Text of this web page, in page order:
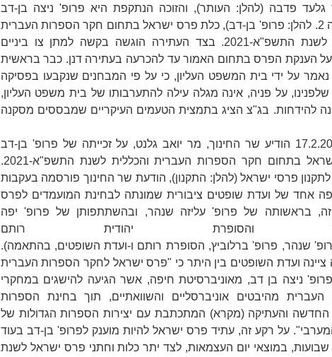
גלעד פדבה (להלן: העותר), והזוכה הנתקפת היא פרופ' ניצה בן-דב
פרופ' בן-דב), כלת פרס ישראל בתחום חקר הספרות העברית
והכללית לשנת התשפ"א-2021. בצד העתירה הוגשה בקשה למתן צו ביניים
הענקת הפרס בתחום האמור עד להכרעה בעתירה דנן. כבר בראשית
על ידי בית המשפט העליון, כי על פי המבחנים שנקבעו בפסיקה
על פניה, אינה מגלה עילה להתערבותו של בית משפט העליון,
להידחות. בג"צ הציג בתמצית הטעמים העיקריים שמבססים מסקנה
ביום 17.2.2021 הודיע שר החינוך, מר יואב גלנט, על זכייתה של פרופ' בן-דב
בפרס ישראל בתחום חקר הספרות העברית והכללית לשנת התשפ"א-2021.
פרסי ישראל (להלן: התקנון), הודעת שר החינוך פורסמה בעקבות
אחד של ועדת שופטים ציבורית שמונתה לבחינת המועמדים לפרס
בראשותה של פרופ' עליזה שנהר, ובהשתתפותן של פרופ' יפה
והסופרת יהודית רותם
שנהר, פרופ' ברלוביץ, הסופרת רותם ו-ועדת השופטים, בהתאמה).
ציינה ועדת השופטים בין היתר כי "פרס ישראל לחקר הספרות העברית
ניצה בן דב, מאוניברסיטת חיפה, אשר הגיעה להישגים במחקרי
העברית מהיבטים אוניברסליים והשוואתיים, תוך בחינת הספרות
החדשה והעתיקה (מקרא) המתכתבת עם יצירות הספרות הגדולות של
. על רקע זה, עתיד פרס ישראל להיות מוענק לפרופ' בן-דב בעוד
במוצאי יום העצמאות, לצד יתר כלות וחתני פרס ישראל לשנת